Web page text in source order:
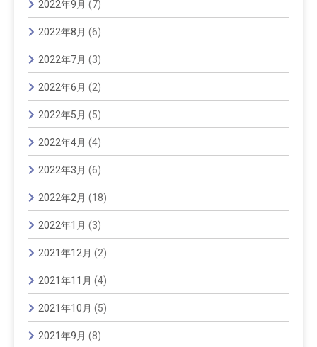
2022年9月 (7)
2022年8月 (6)
2022年7月 (3)
2022年6月 (2)
2022年5月 (5)
2022年4月 (4)
2022年3月 (6)
2022年2月 (18)
2022年1月 (3)
2021年12月 (2)
2021年11月 (4)
2021年10月 (5)
2021年9月 (8)